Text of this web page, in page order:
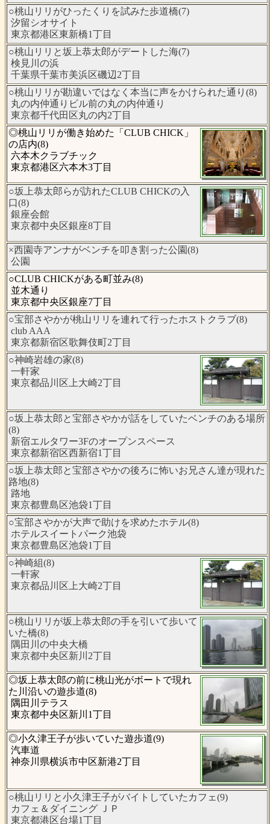
○桃山リリがひったくりを試みた歩道橋(7)
汐留シオサイト
東京都港区東新橋1丁目
○桃山リリと坂上恭太郎がデートした海(7)
検見川の浜
千葉県千葉市美浜区磯辺2丁目
○桃山リリが勘違いではなく本当に声をかけられた通り(8)
丸の内仲通りビル前の丸の内仲通り
東京都千代田区丸の内2丁目
◎桃山リリが働き始めた「CLUB CHICK」
の店内(8)
六本木クラブチック
東京都港区六本木3丁目
○坂上恭太郎らが訪れたCLUB CHICKの入
口(8)
銀座会館
東京都中央区銀座8丁目
×西園寺アンナがベンチを叩き割った公園(8)
公園
○CLUB CHICKがある町並み(8)
並木通り
東京都中央区銀座7丁目
○宝部さやかが桃山リリを連れて行ったホストクラブ(8)
club AAA
東京都新宿区歌舞伎町2丁目
○神崎岩雄の家(8)
一軒家
東京都品川区上大崎2丁目
○坂上恭太郎と宝部さやかが話をしていたベンチのある場所
(8)
新宿エルタワー3Fのオープンスペース
東京都新宿区西新宿1丁目
○坂上恭太郎と宝部さやかの後ろに怖いお兄さん達が現れた
路地(8)
路地
東京都豊島区池袋1丁目
○宝部さやかが大声で助けを求めたホテル(8)
ホテルスイートパーク池袋
東京都豊島区池袋1丁目
○神崎組(8)
一軒家
東京都品川区上大崎2丁目
○桃山リリが坂上恭太郎の手を引いて歩いて
いた橋(8)
隅田川の中央大橋
東京都中央区新川2丁目
◎坂上恭太郎の前に桃山光がボートで現れ
た川沿いの遊歩道(8)
隅田川テラス
東京都中央区新川1丁目
◎小久津王子が歩いていた遊歩道(9)
汽車道
神奈川県横浜市中区新港2丁目
○桃山リリと小久津王子がバイトしていたカフェ(9)
カフェ＆ダイニング ＪＰ
東京都港区台場1丁目